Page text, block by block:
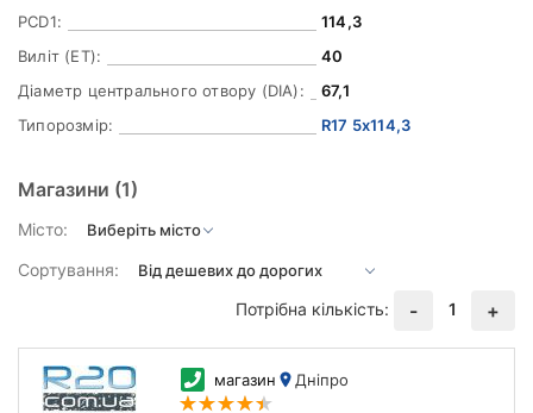
PCD1:
114,3
Виліт (ET):
40
Діаметр центрального отвору (DIA):
67,1
Типорозмір:
R17 5x114,3
Магазини (1)
Місто:
Сортування:
Потрібна кількість:
- 1 +
магазин Дніпро